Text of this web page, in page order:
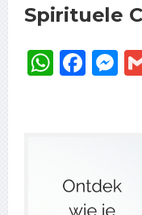
Spirituele